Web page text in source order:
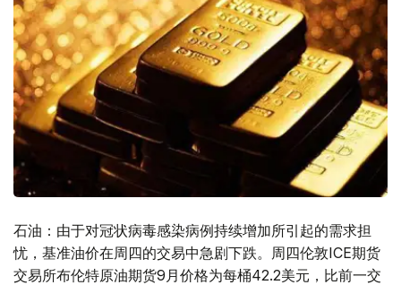
石油：由于对冠状病毒感染病例持续增加所引起的需求担
忧，基准油价在周四的交易中急剧下跌。周四伦敦ICE期货
交易所布伦特原油期货9月价格为每桶42.2美元，比前一交